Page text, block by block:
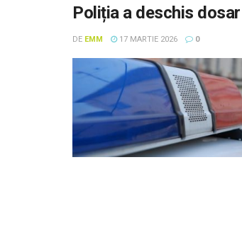
Poliția a deschis dosar
DE EMM 17 MARTIE 2026 0